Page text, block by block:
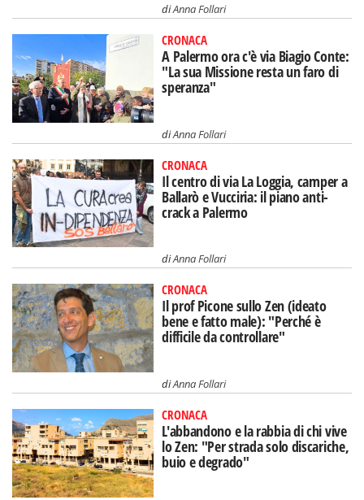
diAnna Follari
CRONACA
A Palermo ora c'è via Biagio Conte:
"La sua Missione resta un faro di
speranza"
diAnna Follari
CRONACA
Il centro di via La Loggia, camper a
Ballarò e Vucciria: il piano anti-
crack a Palermo
diAnna Follari
CRONACA
Il prof Picone sullo Zen (ideato
bene e fatto male): "Perché è
difficile da controllare"
diAnna Follari
CRONACA
L'abbandono e la rabbia di chi vive
lo Zen: "Per strada solo discariche,
buio e degrado"